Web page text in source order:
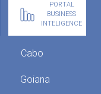
PORTAL
BUSINESS
INTELIGENCE
Cabo
Goiana